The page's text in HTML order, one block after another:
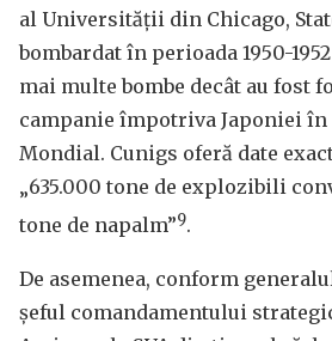
al Universității din Chicago,
bombardat în perioada 1950-
mai multe bombe decât au fost
campanie împotriva Japoniei în
Mondial. Cunigs oferă date
„635.000 tone de explozibili
tone de napalm”9.
De asemenea, conform
șeful comandamentului